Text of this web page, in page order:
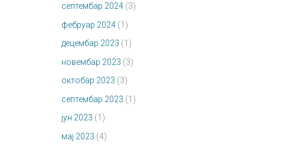
септембар 2024 (3)
фебруар 2024 (1)
децембар 2023 (1)
новембар 2023 (3)
октобар 2023 (3)
септембар 2023 (1)
јун 2023 (1)
мај 2023 (4)